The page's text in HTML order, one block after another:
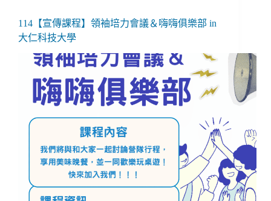
114【宣傳課程】領袖培力會議＆嗨嗨俱樂部 in
大仁科技大學